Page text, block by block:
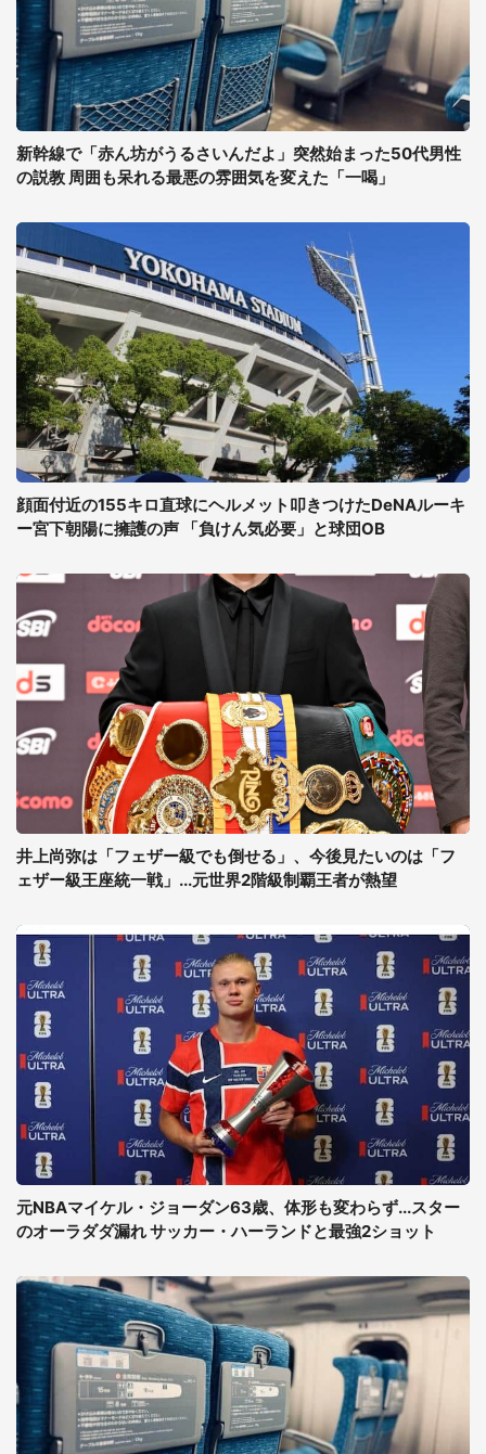
新幹線で「赤ん坊がうるさいんだよ」突然始まった50代男性
の説教 周囲も呆れる最悪の雰囲気を変えた「一喝」
顔面付近の155キロ直球にヘルメット叩きつけたDeNAルーキ
ー宮下朝陽に擁護の声 「負けん気必要」と球団OB
井上尚弥は「フェザー級でも倒せる」、今後見たいのは「フ
ェザー級王座統一戦」...元世界2階級制覇王者が熱望
元NBAマイケル・ジョーダン63歳、体形も変わらず...スター
のオーラダダ漏れ サッカー・ハーランドと最強2ショット